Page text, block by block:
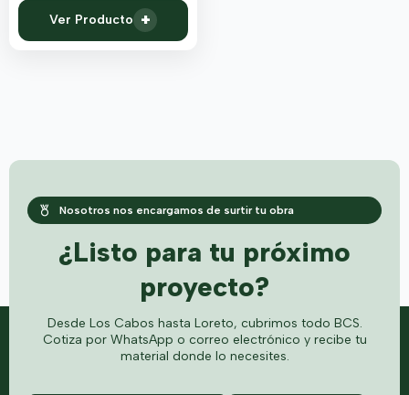
Ver Producto +
Nosotros nos encargamos de surtir tu obra
¿Listo para tu próximo
proyecto?
Desde Los Cabos hasta Loreto, cubrimos todo BCS.
Cotiza por WhatsApp o correo electrónico y recibe tu
material donde lo necesites.